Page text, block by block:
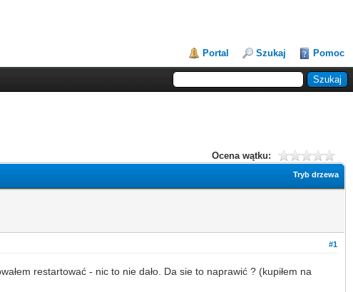
Portal Szukaj Pomoc
Ocena wątku:
Tryb drzewa
#1
restartować - nic to nie dało. Da sie to naprawić ? (kupiłem na